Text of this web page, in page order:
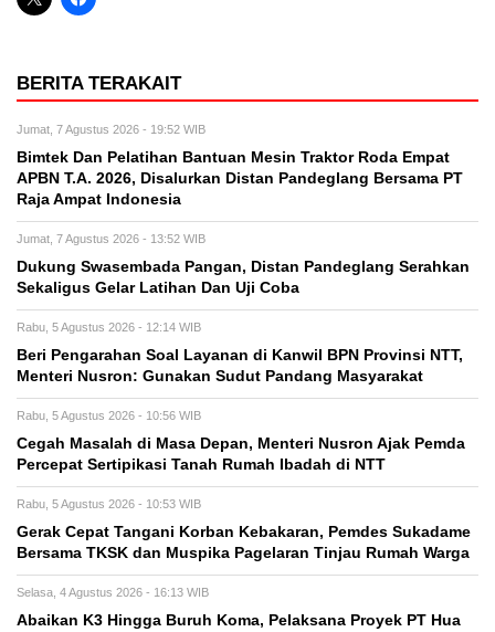
BERITA TERAKAIT
Jumat, 7 Agustus 2026 - 19:52 WIB
Bimtek Dan Pelatihan Bantuan Mesin Traktor Roda Empat
APBN T.A. 2026, Disalurkan Distan Pandeglang Bersama PT
Raja Ampat Indonesia
Jumat, 7 Agustus 2026 - 13:52 WIB
Dukung Swasembada Pangan, Distan Pandeglang Serahkan
Sekaligus Gelar Latihan Dan Uji Coba
Rabu, 5 Agustus 2026 - 12:14 WIB
Beri Pengarahan Soal Layanan di Kanwil BPN Provinsi NTT,
Menteri Nusron: Gunakan Sudut Pandang Masyarakat
Rabu, 5 Agustus 2026 - 10:56 WIB
Cegah Masalah di Masa Depan, Menteri Nusron Ajak Pemda
Percepat Sertipikasi Tanah Rumah Ibadah di NTT
Rabu, 5 Agustus 2026 - 10:53 WIB
Gerak Cepat Tangani Korban Kebakaran, Pemdes Sukadame
Bersama TKSK dan Muspika Pagelaran Tinjau Rumah Warga
Selasa, 4 Agustus 2026 - 16:13 WIB
Abaikan K3 Hingga Buruh Koma, Pelaksana Proyek PT Hua